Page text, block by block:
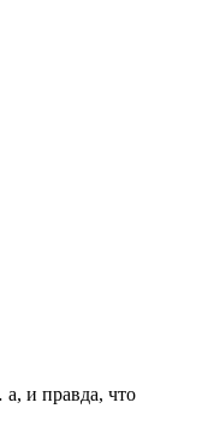
и правда, что